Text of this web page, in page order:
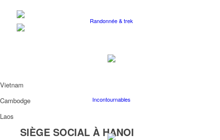
Randonnée & trek
Incontournables
Vietnam
Cambodge
Laos
SIÈGE SOCIAL À HANOI